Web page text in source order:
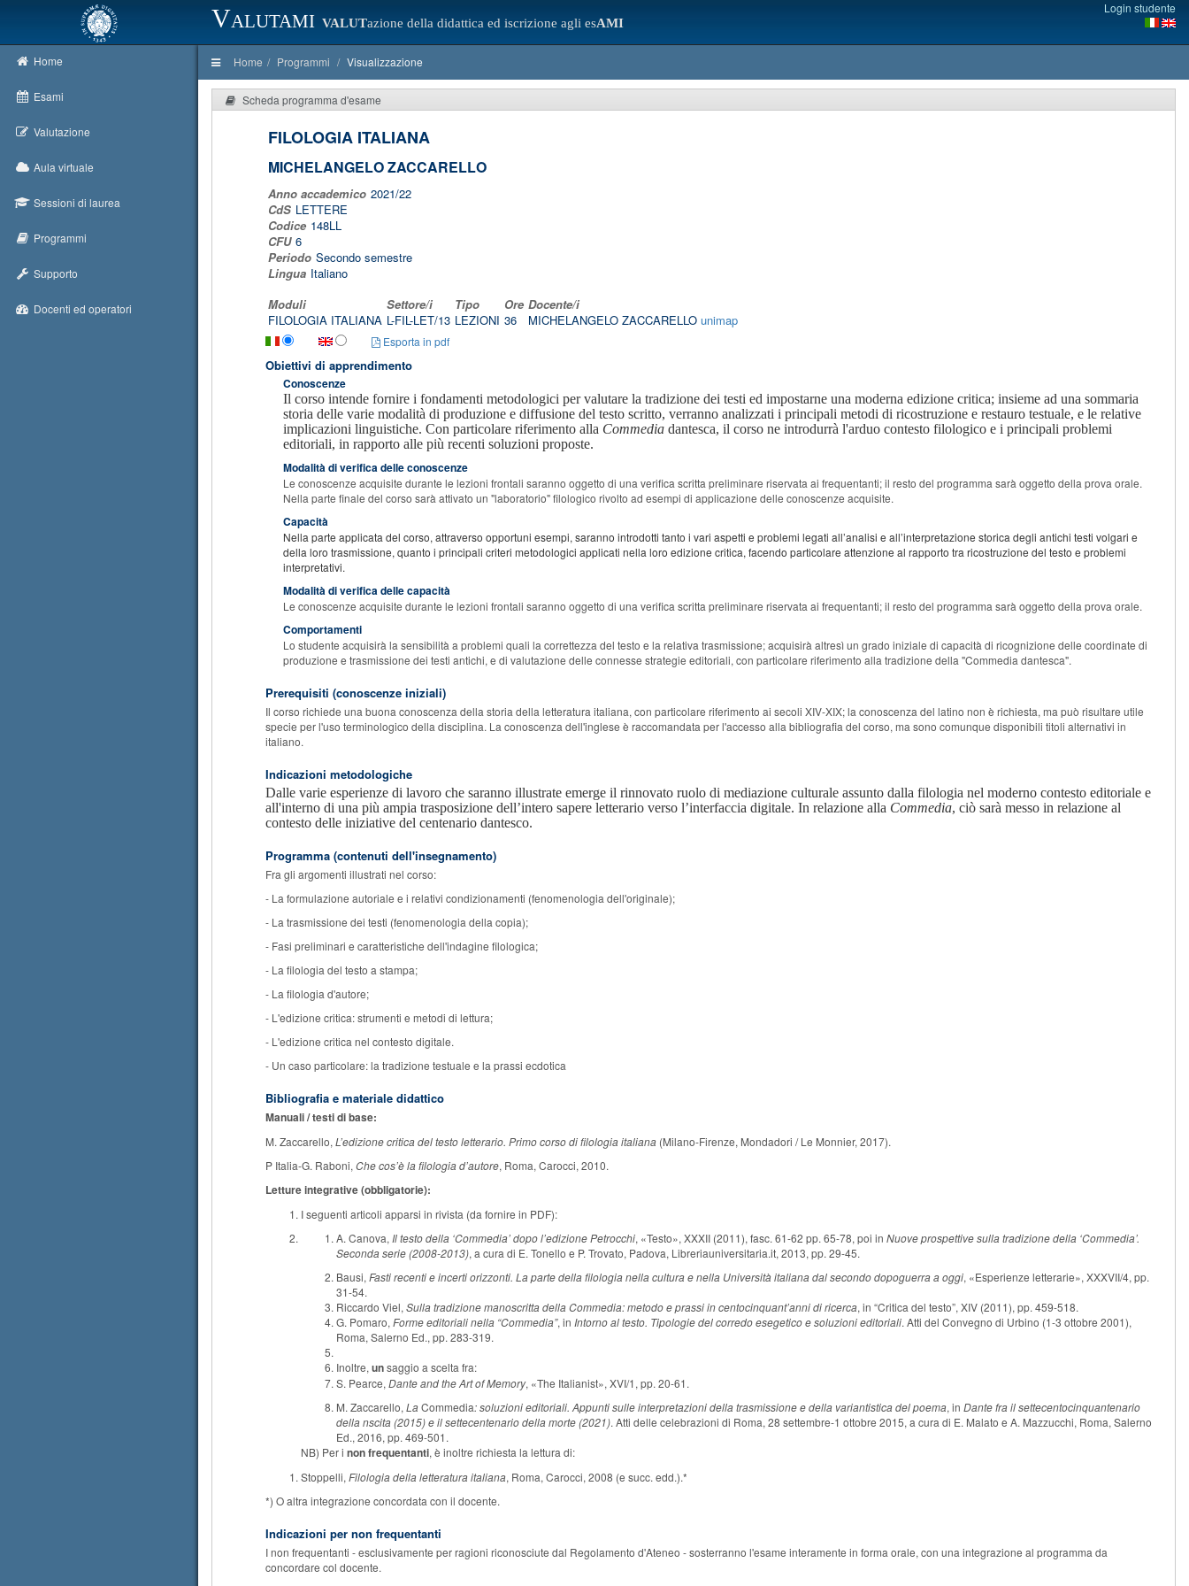
Valutami VALUTazione della didattica ed iscrizione agli esAMI
Login studente
Home
Esami
Valutazione
Aula virtuale
Sessioni di laurea
Programmi
Supporto
Docenti ed operatori
Home Programmi Visualizzazione
Scheda programma d'esame
FILOLOGIA ITALIANA
MICHELANGELO ZACCARELLO
Anno accademico 2021/22
CdS LETTERE
Codice 148LL
CFU 6
Periodo Secondo semestre
Lingua Italiano
Moduli
Settore/i Tipo Ore Docente/i
FILOLOGIA ITALIANA L-FIL-LET/13 LEZIONI 36 MICHELANGELO ZACCARELLO unimap
Esporta in pdf
Obiettivi di apprendimento
Conoscenze
Il corso intende fornire i fondamenti metodologici per valutare la tradizione dei testi ed impostarne una moderna edizione critica; insieme ad una sommaria
storia delle varie modalità di produzione e diffusione del testo scritto, verranno analizzati i principali metodi di ricostruzione e restauro testuale, e le relative
implicazioni linguistiche. Con particolare riferimento alla Commedia dantesca, il corso ne introdurrà l'arduo contesto filologico e i principali problemi
editoriali, in rapporto alle più recenti soluzioni proposte.
Modalità di verifica delle conoscenze
Le conoscenze acquisite durante le lezioni frontali saranno oggetto di una verifica scritta preliminare riservata ai frequentanti; il resto del programma sarà oggetto della prova orale.
Nella parte finale del corso sarà attivato un "laboratorio" filologico rivolto ad esempi di applicazione delle conoscenze acquisite.
Capacità
Nella parte applicata del corso, attraverso opportuni esempi, saranno introdotti tanto i vari aspetti e problemi legati all’analisi e all’interpretazione storica degli antichi testi volgari e
della loro trasmissione, quanto i principali criteri metodologici applicati nella loro edizione critica, facendo particolare attenzione al rapporto tra ricostruzione del testo e problemi
interpretativi.
Modalità di verifica delle capacità
Le conoscenze acquisite durante le lezioni frontali saranno oggetto di una verifica scritta preliminare riservata ai frequentanti; il resto del programma sarà oggetto della prova orale.
Comportamenti
Lo studente acquisirà la sensibilità a problemi quali la correttezza del testo e la relativa trasmissione; acquisirà altresì un grado iniziale di capacità di ricognizione delle coordinate di
produzione e trasmissione dei testi antichi, e di valutazione delle connesse strategie editoriali, con particolare riferimento alla tradizione della "Commedia dantesca".
Prerequisiti (conoscenze iniziali)
Il corso richiede una buona conoscenza della storia della letteratura italiana, con particolare riferimento ai secoli XIV-XIX; la conoscenza del latino non è richiesta, ma può risultare utile
specie per l'uso terminologico della disciplina. La conoscenza dell'inglese è raccomandata per l'accesso alla bibliografia del corso, ma sono comunque disponibili titoli alternativi in
italiano.
Indicazioni metodologiche
Dalle varie esperienze di lavoro che saranno illustrate emerge il rinnovato ruolo di mediazione culturale assunto dalla filologia nel moderno contesto editoriale e
all'interno di una più ampia trasposizione dell’intero sapere letterario verso l’interfaccia digitale. In relazione alla Commedia, ciò sarà messo in relazione al
contesto delle iniziative del centenario dantesco.
Programma (contenuti dell'insegnamento)
Fra gli argomenti illustrati nel corso:
- La formulazione autoriale e i relativi condizionamenti (fenomenologia dell'originale);
- La trasmissione dei testi (fenomenologia della copia);
- Fasi preliminari e caratteristiche dell'indagine filologica;
- La filologia del testo a stampa;
- La filologia d'autore;
- L'edizione critica: strumenti e metodi di lettura;
- L'edizione critica nel contesto digitale.
- Un caso particolare: la tradizione testuale e la prassi ecdotica
Bibliografia e materiale didattico
Manuali / testi di base:
M. Zaccarello, L’edizione critica del testo letterario. Primo corso di filologia italiana (Milano-Firenze, Mondadori / Le Monnier, 2017).
P Italia-G. Raboni, Che cos’è la filologia d’autore, Roma, Carocci, 2010.
Letture integrative (obbligatorie):
I seguenti articoli apparsi in rivista (da fornire in PDF):
A. Canova, Il testo della ‘Commedia’ dopo l’edizione Petrocchi, «Testo», XXXII (2011), fasc. 61-62 pp. 65-78, poi in Nuove prospettive sulla tradizione della ‘Commedia’.
Seconda serie (2008-2013), a cura di E. Tonello e P. Trovato, Padova, Libreriauniversitaria.it, 2013, pp. 29-45.
Bausi, Fasti recenti e incerti orizzonti. La parte della filologia nella cultura e nella Università italiana dal secondo dopoguerra a oggi, «Esperienze letterarie», XXXVII/4, pp.
31-54.
Riccardo Viel, Sulla tradizione manoscritta della Commedia: metodo e prassi in centocinquant’anni di ricerca, in “Critica del testo”, XIV (2011), pp. 459-518.
G. Pomaro, Forme editoriali nella “Commedia”, in Intorno al testo. Tipologie del corredo esegetico e soluzioni editoriali. Atti del Convegno di Urbino (1-3 ottobre 2001),
Roma, Salerno Ed., pp. 283-319.
Inoltre, unsaggio a scelta fra:
S. Pearce, Dante and the Art of Memory, «The Italianist», XVI/1, pp. 20-61.
M. Zaccarello, LaCommedia: soluzioni editoriali. Appunti sulle interpretazioni della trasmissione e della variantistica del poema, in Dante fra il settecentocinquantenario
della nscita (2015) e il settecentenario della morte (2021). Atti delle celebrazioni di Roma, 28 settembre-1 ottobre 2015, a cura di E. Malato e A. Mazzucchi, Roma, Salerno
Ed., 2016, pp. 469-501.
NB) Per i non frequentanti, è inoltre richiesta la lettura di:
Stoppelli, Filologia della letteratura italiana, Roma, Carocci, 2008 (e succ. edd.).*
*) O altra integrazione concordata con il docente.
Indicazioni per non frequentanti
I non frequentanti - esclusivamente per ragioni riconosciute dal Regolamento d'Ateneo - sosterranno l'esame interamente in forma orale, con una integrazione al programma da
concordare col docente.